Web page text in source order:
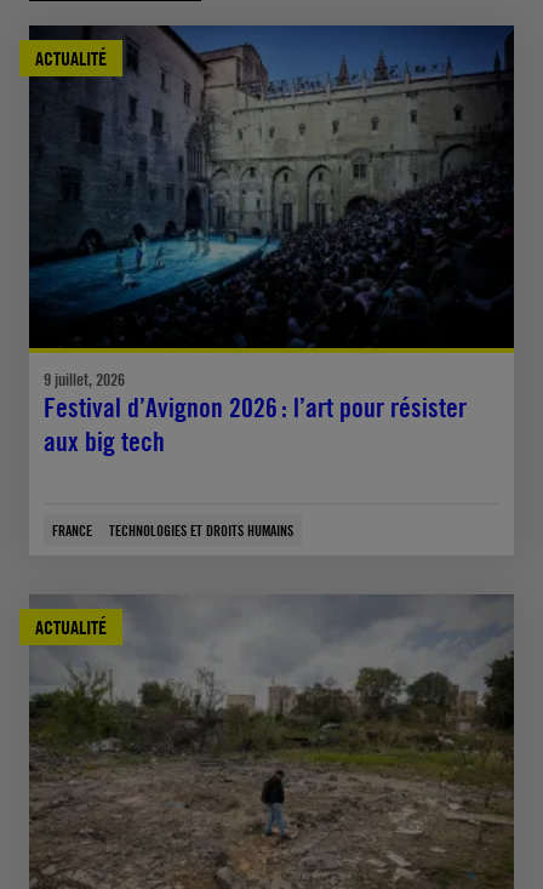
ACTUALITÉ
9 juillet, 2026
Festival d’Avignon 2026 : l’art pour résister
aux big tech
FRANCE TECHNOLOGIES ET DROITS HUMAINS
ACTUALITÉ